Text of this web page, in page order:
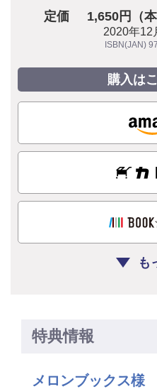
定価 1,650円（
2020年12
ISBN(JAN)
購入は
も
特典情報
メロンブックス様